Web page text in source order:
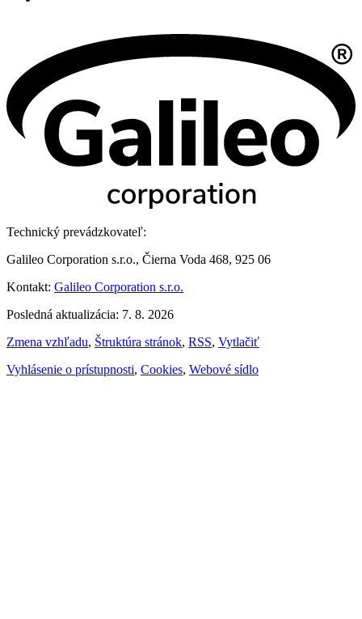
Technický prevádzkovateľ:
Galileo Corporation s.r.o., Čierna Voda 468, 925 06
Kontakt: Galileo Corporation s.r.o.
Posledná aktualizácia: 7. 8. 2026
Zmena vzhľadu, Štruktúra stránok, RSS, Vytlačiť
Vyhlásenie o prístupnosti, Cookies, Webové sídlo